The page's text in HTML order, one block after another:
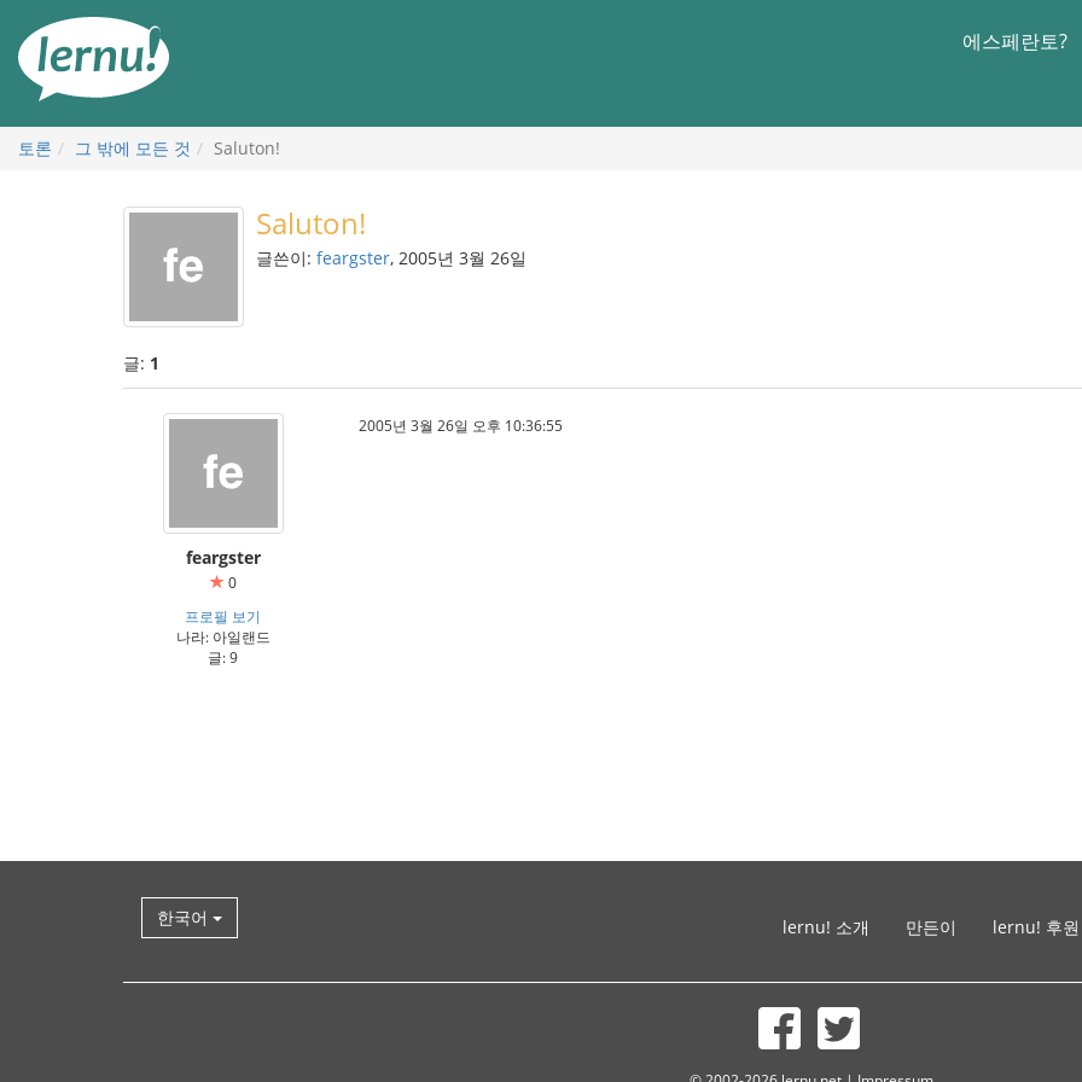
에스페란토?
토론 그 밖에 모든 것 Saluton!
Saluton!
글쓴이: feargster, 2005년 3월 26일
글: 1
feargster
0
프로필 보기
나라: 아일랜드
글: 9
2005년 3월 26일 오후 10:36:55
한국어 lernu! 소개 만든이 lernu! 후원